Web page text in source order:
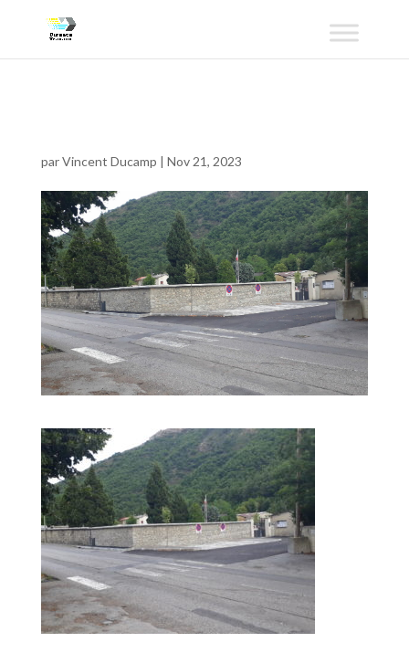
parVincent Ducamp | Nov 21, 2023